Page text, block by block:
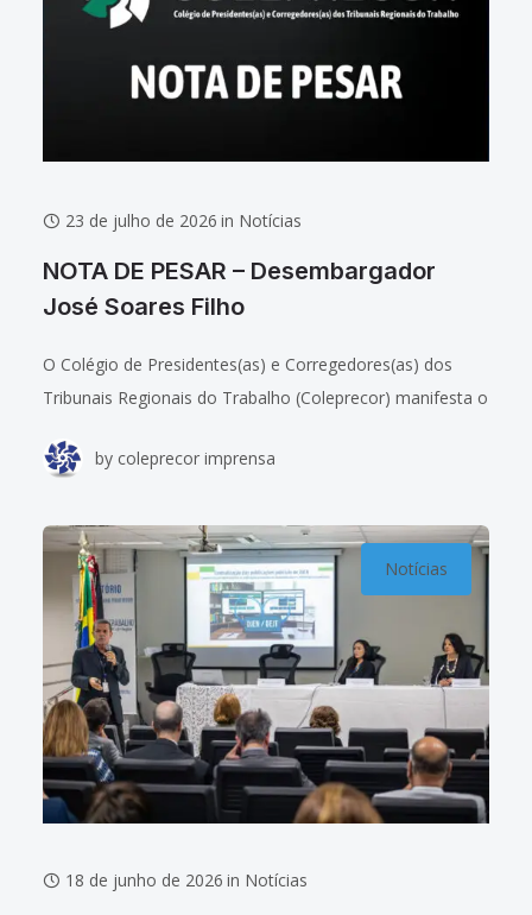
23 de julho de 2026 in Notícias
NOTA DE PESAR – Desembargador
José Soares Filho
O Colégio de Presidentes(as) e Corregedores(as) dos
Tribunais Regionais do Trabalho (Coleprecor) manifesta o
aposentado José Soares Filho, ocorrido nesta quarta-
by coleprecor imprensa
Notícias
18 de junho de 2026 in Notícias